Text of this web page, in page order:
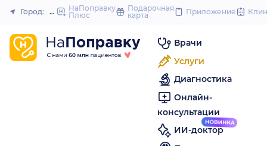
to
Закрыть
Город: ОмскНаПоправку
Плюс
Подарочная
карта
Приложение
Врачи
Услуги
Диагностика
Онлайн-
консультации
ИИ-доктор